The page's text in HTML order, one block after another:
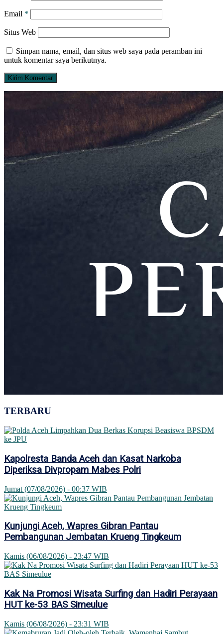
Email *
Situs Web
Simpan nama, email, dan situs web saya pada peramban ini
untuk komentar saya berikutnya.
TERBARU
Kapolresta Banda Aceh dan Kasat Narkoba
Diperiksa Divpropam Mabes Polri
Jumat (07/08/2026) - 00:37 WIB
Kunjungi Aceh, Wapres Gibran Pantau
Pembangunan Jembatan Krueng Tingkeum
Kamis (06/08/2026) - 23:47 WIB
Kak Na Promosi Wisata Surfing dan Hadiri Perayaan
HUT ke-53 BAS Simeulue
Kamis (06/08/2026) - 23:31 WIB